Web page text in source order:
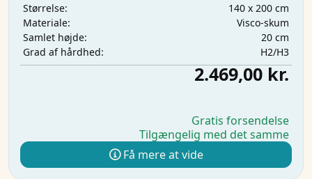
Størrelse:
140 x 200 cm
Materiale:
Visco-skum
Samlet højde:
20 cm
Grad af hårdhed:
H2/H3
2.469,00 kr.
Gratis forsendelse
Tilgængelig med det samme
Få mere at vide